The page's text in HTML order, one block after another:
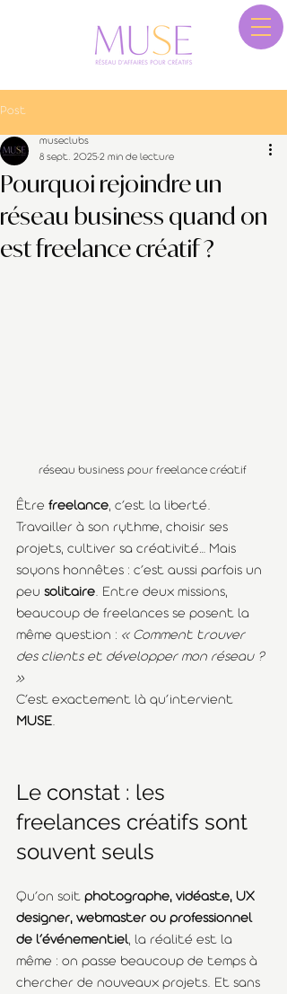
Post
Pourquoi rejoindre un
réseau business quand on
est freelance créatif ?
museclubs
8 sept. 20252 min de lecture
réseau business pour freelance créatif
Être freelance, c’est la liberté.
Travailler à son rythme, choisir ses
projets, cultiver sa créativité… Mais
soyons honnêtes : c’est aussi parfois un
peu solitaire. Entre deux missions,
beaucoup de freelances se posent la
même question : « Comment trouver
des clients et développer mon réseau ?
»
C’est exactement là qu’intervient
MUSE.
Le constat : les
freelances créatifs sont
souvent seuls
Qu’on soit photographe, vidéaste, UX
designer, webmaster ou professionnel
de l’événementiel, la réalité est la
même : on passe beaucoup de temps à
chercher de nouveaux projets. Et sans